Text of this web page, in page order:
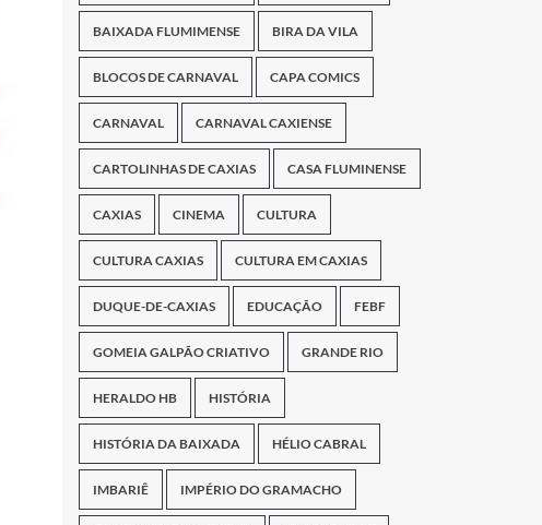
BAIXADA FLUMIMENSE BIRA DA VILA
BLOCOS DE CARNAVAL CAPA COMICS
CARNAVAL CARNAVAL CAXIENSE
CARTOLINHAS DE CAXIAS CASA FLUMINENSE
CAXIAS CINEMA CULTURA
CULTURA CAXIAS CULTURA EM CAXIAS
DUQUE-DE-CAXIAS EDUCAÇÃO FEBF
GOMEIA GALPÃO CRIATIVO GRANDE RIO
HERALDO HB HISTÓRIA
HISTÓRIA DA BAIXADA HÉLIO CABRAL
IMBARIÊ IMPÉRIO DO GRAMACHO